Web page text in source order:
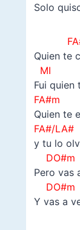
Solo
Quien te
Fui quien
FA#m
Quien te
FA#/LA#
y tu lo
Pero vas
Y vas a